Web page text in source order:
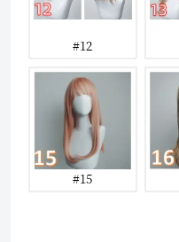
#12
#15